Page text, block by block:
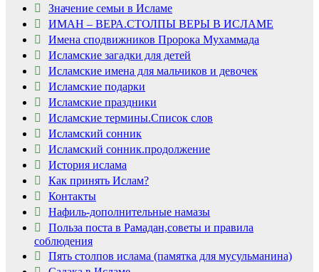
Значение семьи в Исламе
ИМАН – ВЕРА.СТОЛПЫ ВЕРЫ В ИСЛАМЕ
Имена сподвижников Пророка Мухаммада
Исламские загадки для детей
Исламские имена для мальчиков и девочек
Исламские подарки
Исламские праздники
Исламские термины.Список слов
Исламский сонник
Исламский сонник.продолжение
История ислама
Как принять Ислам?
Контакты
Нафиль-дополнительные намазы
Польза поста в Рамадан,советы и правила
соблюдения
Пять столпов ислама (памятка для мусульманина)